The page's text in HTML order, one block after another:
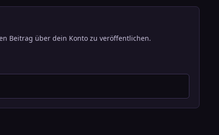
Beitrag über dein Konto zu veröffentlichen.